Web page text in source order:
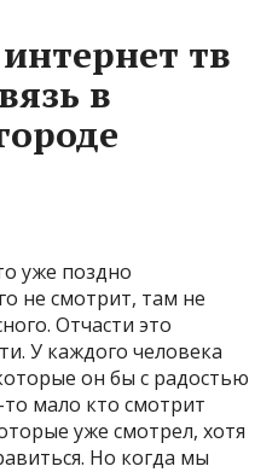
тв
в
уже поздно
не смотрит, там не
Отчасти это
У каждого человека
он бы с радостью
мало кто смотрит
уже смотрел, хотя
Но когда мы